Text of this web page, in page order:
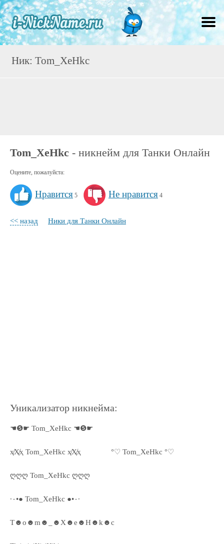
Ник: Tom_XeHkc
Tom_XeHkc - никнейм для Танки Онлайн
Оцените, пожалуйста:
Нравится 5 Не нравится 4
<< назад Ники для Танки Онлайн
Уникализатор никнейма:
☚❺☛ Tom_XeHkc ☚❺☛
ҳ̸Ҳ̸ҳ Tom_XeHkc ҳ̸Ҳ̸ҳ °♡ Tom_XeHkc °♡
ღღღ Tom_XeHkc ღღღ
·٠•● Tom_XeHkc ●•٠·
T☻o☻m☻_☻X☻e☻H☻k☻c